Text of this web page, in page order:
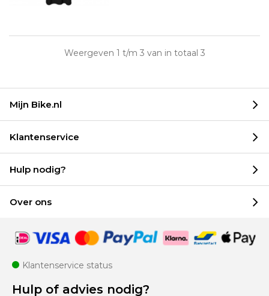
Weergeven 1 t/m 3 van in totaal 3
Mijn Bike.nl
Klantenservice
Hulp nodig?
Over ons
Klantenservice status
Hulp of advies nodig?